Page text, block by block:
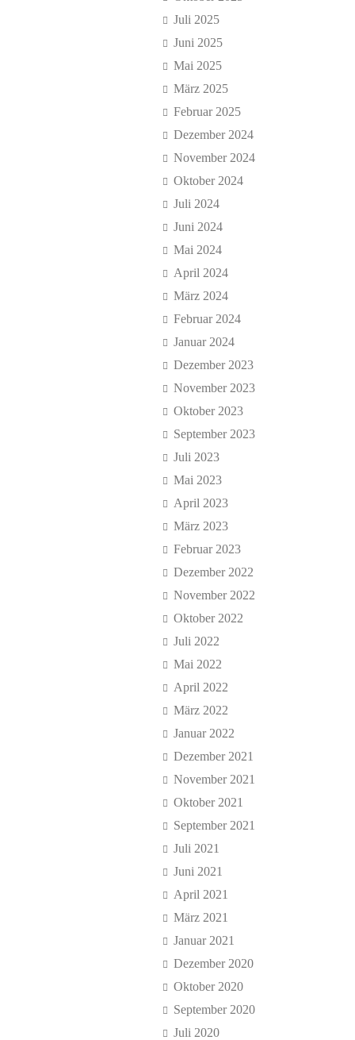
Juli 2025
Juni 2025
Mai 2025
März 2025
Februar 2025
Dezember 2024
November 2024
Oktober 2024
Juli 2024
Juni 2024
Mai 2024
April 2024
März 2024
Februar 2024
Januar 2024
Dezember 2023
November 2023
Oktober 2023
September 2023
Juli 2023
Mai 2023
April 2023
März 2023
Februar 2023
Dezember 2022
November 2022
Oktober 2022
Juli 2022
Mai 2022
April 2022
März 2022
Januar 2022
Dezember 2021
November 2021
Oktober 2021
September 2021
Juli 2021
Juni 2021
April 2021
März 2021
Januar 2021
Dezember 2020
Oktober 2020
September 2020
Juli 2020